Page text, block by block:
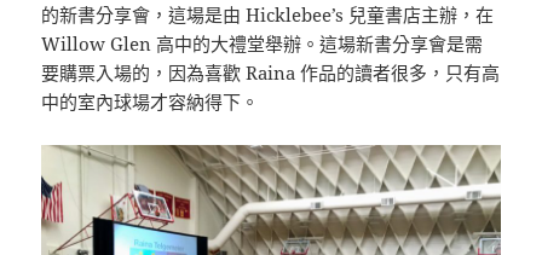
的新書分享會，這場是由 Hicklebee’s 兒童書店主辦，在
Willow Glen 高中的大禮堂舉辦。這場新書分享會是需
要購票入場的，因為喜歡 Raina 作品的讀者很多，只有高
中的室內球場才容納得下。